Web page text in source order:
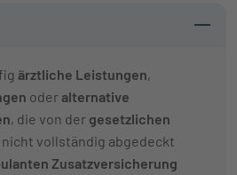
ärztliche Leistungen,
oderalternative
, die von der gesetzlichen
nicht vollständig abgedeckt
Zusatzversicherung